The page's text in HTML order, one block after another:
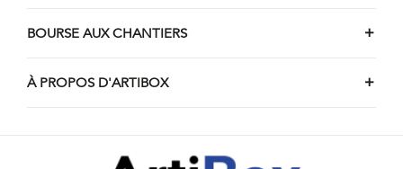
Chantiers de piscine de Stavelot
Chantiers de piscine de Nandrin
Chantiers de piscine d'Héron
BOURSE AUX CHANTIERS
À PROPOS D'ARTIBOX